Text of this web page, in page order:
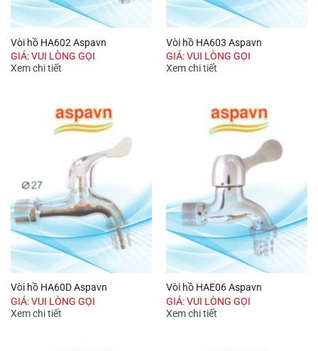
Vòi hồ HA602 Aspavn
GIÁ: VUI LÒNG GỌI
Xem chi tiết
Vòi hồ HA603 Aspavn
GIÁ: VUI LÒNG GỌI
Xem chi tiết
Vòi hồ HA60D Aspavn
GIÁ: VUI LÒNG GỌI
Xem chi tiết
Vòi hồ HAE06 Aspavn
GIÁ: VUI LÒNG GỌI
Xem chi tiết